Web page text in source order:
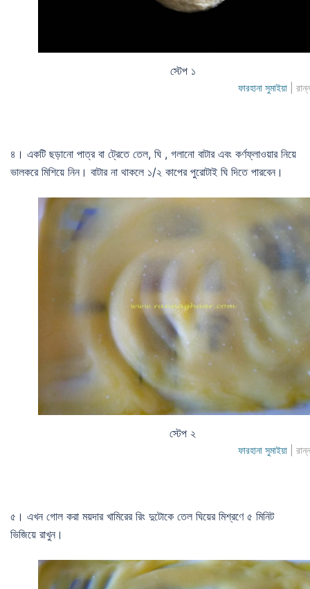
স্টেপ ১
ফারহানা সুমাইয়া |
৪। একটি ছড়ানো পাত্র বা ট্রেতে তেল, ঘি , গলানো বাটার এবং কর্ণফ্লাওয়ার নিয়ে
ভালকরে মিশিয়ে নিন। বাটার না থাকলে ১/২ কাপের পুরোটাই ঘি দিতে পারবেন।
স্টেপ ২
ফারহানা সুমাইয়া |
৫। এখন গোল করা ময়দার খামিরের রিং দুটোকে তেল ঘিয়ের মিশ্রণে ৫ মিনিট
ভিজিয়ে রাখুন।